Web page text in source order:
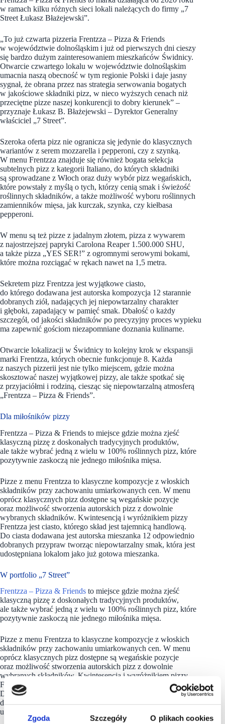
Zgoda Szczegóły O plikach cookies
w ramach kilku różnych sieci lokali należących do firmy „7
Street Łukasz Błażejewski”.
„To już czwarta pizzeria Frentzza – Pizza & Friends
w województwie dolnośląskim i już od pierwszych dni cieszy
się bardzo dużym zainteresowaniem mieszkańców Świdnicy.
Otwarcie czwartego lokalu w województwie dolnośląskim
umacnia naszą obecność w tym regionie Polski i daje jasny
sygnał, że obrana przez nas strategia serwowania bogatych
w jakościowe składniki pizz, w nieco wyższych cenach niż
przeciętne pizze naszej konkurencji to dobry kierunek” –
przyznaje Łukasz B. Błażejewski – Dyrektor Generalny
właściciel „7 Street”.
Szeroka oferta pizz nie ogranicza się jedynie do klasycznych
wariantów z serem mozzarella i pepperoni, czy z szynką.
W menu Frentzza znajduje się również bogata selekcja
subtelnych pizz z kategorii Italiano, do których składniki
są sprowadzane z Włoch oraz duży wybór pizz wegańskich,
które powstały z myślą o tych, którzy cenią smak i świeżość
roślinnych składników, a także możliwość wyboru roślinnych
zamienników mięsa, jak kurczak, szynka, czy kiełbasa
pepperoni.
W menu są też pizze z jadalnym złotem, pizza z wywarem
z najostrzejszej papryki Carolona Reaper 1.500.000 SHU,
a także pizza „YES SER!” z ogromnymi serowymi bokami,
które można rozciągać w rękach nawet na 1,5 metra.
Sekretem pizz Frentzza jest wyjątkowe ciasto,
do którego dodawana jest autorska kompozycja 12 starannie
dobranych ziół, nadających jej niepowtarzalny charakter
i głęboki, zapadający w pamięć smak. Dbałość o każdy
szczegół, od jakości składników po precyzyjny proces wypieku
ma zapewnić gościom niezapomniane doznania kulinarne.
Otwarcie lokalizacji w Świdnicy to kolejny krok w ekspansji
marki Frentzza, których obecnie funkcjonuje 8. Każda
z naszych pizzerii jest nie tylko miejscem, gdzie można
skosztować naszej wyjątkowej pizzy, ale także spotkać się
z przyjaciółmi i rodziną, ciesząc się niepowtarzalną atmosferą
„Frentzza – Pizza & Friends”.
Dla miłośników pizzy
Frentzza – Pizza & Friends to miejsce gdzie można zjeść
klasyczną pizzę z doskonałych tradycyjnych produktów,
ale także wybrać jedną z wielu w 100% roślinnych pizz, które
pozytywnie zaskoczą nie jednego miłośnika mięsa.
Pizze z menu Frentzza to klasyczne kompozycje z włoskich
składników przy zachowaniu umiarkowanych cen. W menu
oprócz klasycznych pizz dostępne są wegańskie pozycje
oraz możliwość stworzenia autorskich pizz z dowolnie
wybranych składników. Kwintesencją i wyróżnikiem pizzy
Frentzza jest ciasto, którego skład jest tajemnicą handlową.
Do ciasta dodawana jest autorska mieszanka 12 odpowiednio
dobranych przypraw tworząc niepowtarzalny smak, która jest
udostępniana lokalom jako już gotowa mieszanka.
W portfolio „7 Street”
Frentzza – Pizza & Friends to miejsce gdzie można zjeść
klasyczną pizzę z doskonałych tradycyjnych produktów,
ale także wybrać jedną z wielu w 100% roślinnych pizz, które
pozytywnie zaskoczą nie jednego miłośnika mięsa.
Pizze z menu Frentzza to klasyczne kompozycje z włoskich
składników przy zachowaniu umiarkowanych cen. W menu
oprócz klasycznych pizz dostępne są wegańskie pozycje
oraz możliwość stworzenia autorskich pizz z dowolnie
wybranych składników. Kwintesencją i wyróżnikiem pizzy
Frentzza jest ciasto, którego skład jest tajemnicą handlową.
Do ciasta dodawana jest autorska mieszanka 12 odpowiednio
dobranych przypraw tworząc niepowtarzalny smak, która jest
udostępniana lokalom jako już gotowa mieszanka.